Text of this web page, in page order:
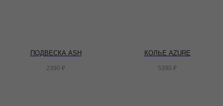
ПОДВЕСКА ASH
2390 ₽
КОЛЬЕ AZURE
5390 ₽